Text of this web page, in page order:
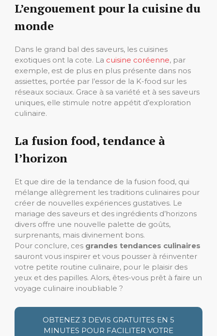
L’engouement pour la cuisine du
monde
Dans le grand bal des saveurs, les cuisines
exotiques ont la cote. La cuisine coréenne, par
exemple, est de plus en plus présente dans nos
assiettes, portée par l’essor de la K-food sur les
réseaux sociaux. Grace à sa variété et à ses saveurs
uniques, elle stimule notre appétit d’exploration
culinaire.
La fusion food, tendance à
l’horizon
Et que dire de la tendance de la fusion food, qui
mélange allègrement les traditions culinaires pour
créer de nouvelles expériences gustatives. Le
mariage des saveurs et des ingrédients d’horizons
divers offre une nouvelle palette de goûts,
surprenants, mais divinement bons.
Pour conclure, ces grandes tendances culinaires
sauront vous inspirer et vous pousser à réinventer
votre petite routine culinaire, pour le plaisir des
yeux et des papilles. Alors, êtes-vous prêt à faire un
voyage culinaire inoubliable ?
OBTENEZ 3 DEVIS GRATUITES EN 5
MINUTES POUR FACILITER VOTRE